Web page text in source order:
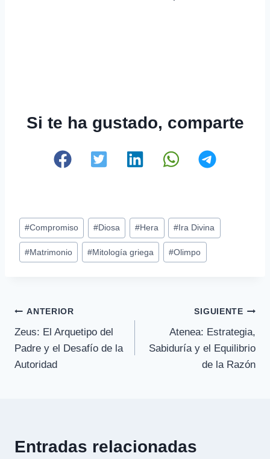
Si te ha gustado, comparte
Etiquetas
de
la
#Compromiso #Diosa #Hera # Ira Divina
#Matrimonio #Mitología griega #Olimpo
Navegación
de
entradas
ANTERIOR
Zeus: El Arquetipo del
Padre y el Desafío de la
Autoridad
SIGUIENTE
Atenea: Estrategia,
Sabiduría y el Equilibrio
de la Razón
Entradas relacionadas